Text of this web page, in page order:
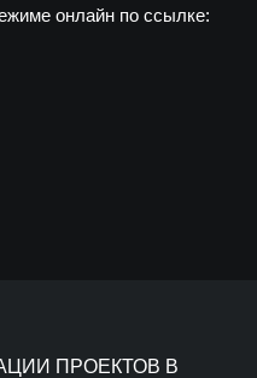
онлайн по ссылке:
ПРОЕКТОВ В